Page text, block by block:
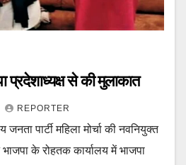
प्रदेशाध्यक्ष से की मुलाकात
REPORTER
पार्टी महिला मोर्चा की नवनियुक्त
भाजपा के रोहतक कार्यालय में भाजपा